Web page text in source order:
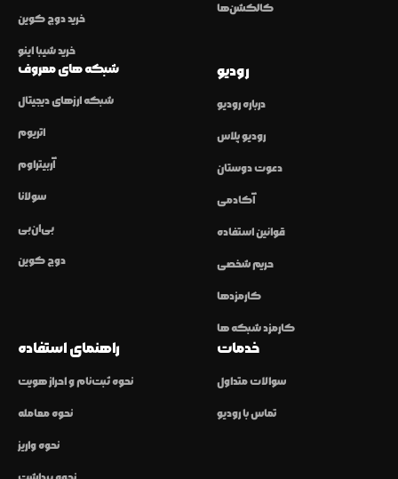
خرید دوج کوین
خرید شیبا اینو
کالکشن‌ها
شبکه های معروف
شبکه ارزهای دیجیتال
اتریوم
آربیتراوم
سولانا
بی‌ان‌بی
دوج کوین
رودیو
درباره رودیو
رودیو پلاس
دعوت دوستان
آکادمی
قوانین استفاده
حریم شخصی
کارمزدها
کارمزد شبکه ها
راهنمای استفاده
نحوه ثبت‌نام و احراز هویت
نحوه معامله
نحوه واریز
خدمات
سوالات متداول
تماس با رودیو